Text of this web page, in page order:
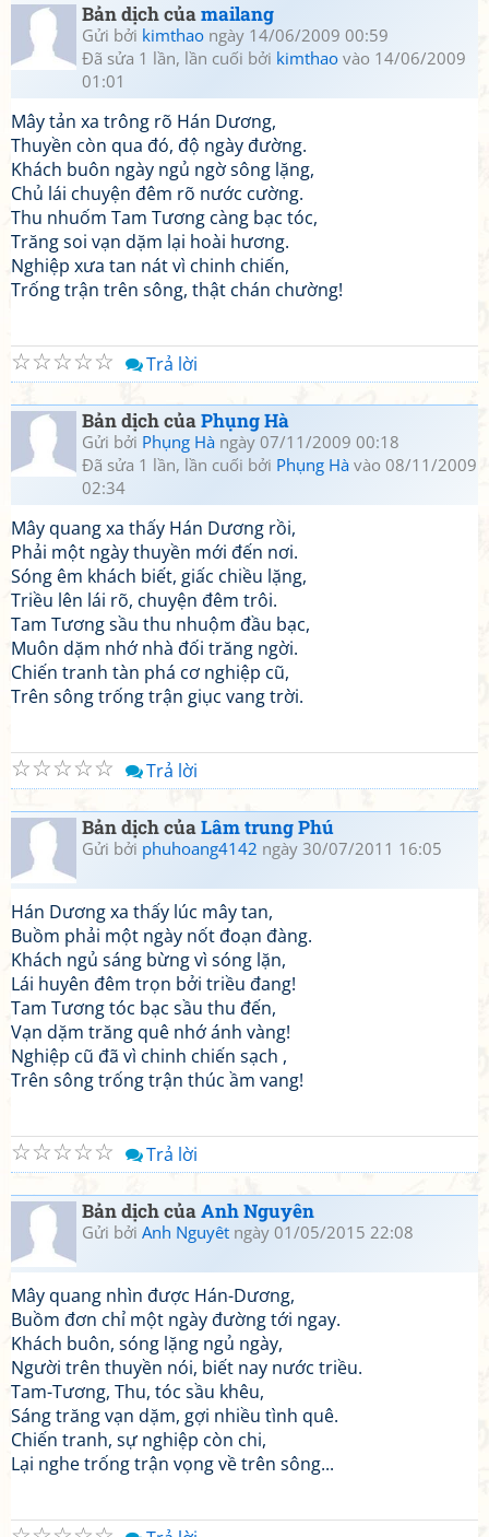
Bản dịch củamailang
Gửi bởi kimthao ngày 14/06/2009 00:59
Đã sửa 1 lần, lần cuối bởi kimthao vào 14/06/2009
01:01
Mây tản xa trông rõ Hán Dương,
Thuyền còn qua đó, độ ngày đường.
Khách buôn ngày ngủ ngờ sông lặng,
Chủ lái chuyện đêm rõ nước cường.
Thu nhuốm Tam Tương càng bạc tóc,
Trăng soi vạn dặm lại hoài hương.
Nghiệp xưa tan nát vì chinh chiến,
Trống trận trên sông, thật chán chường!
☆
☆
☆
☆
☆ Trả lời
Bản dịch củaPhụng Hà
Gửi bởi Phụng Hà ngày 07/11/2009 00:18
Đã sửa 1 lần, lần cuối bởi Phụng Hà vào 08/11/2009
02:34
Mây quang xa thấy Hán Dương rồi,
Phải một ngày thuyền mới đến nơi.
Sóng êm khách biết, giấc chiều lặng,
Triều lên lái rõ, chuyện đêm trôi.
Tam Tương sầu thu nhuộm đầu bạc,
Muôn dặm nhớ nhà đối trăng ngời.
Chiến tranh tàn phá cơ nghiệp cũ,
Trên sông trống trận giục vang trời.
☆
☆
☆
☆
☆ Trả lời
Bản dịch củaLâm trung Phú
Gửi bởi phuhoang4142 ngày 30/07/2011 16:05
Hán Dương xa thấy lúc mây tan,
Buồm phải một ngày nốt đoạn đàng.
Khách ngủ sáng bừng vì sóng lặn,
Lái huyên đêm trọn bởi triều đang!
Tam Tương tóc bạc sầu thu đến,
Vạn dặm trăng quê nhớ ánh vàng!
Nghiệp cũ đã vì chinh chiến sạch ,
Trên sông trống trận thúc ầm vang!
☆
☆
☆
☆
☆ Trả lời
Bản dịch củaAnh Nguyên
Gửi bởi Anh Nguyêt ngày 01/05/2015 22:08
Mây quang nhìn được Hán-Dương,
Buồm đơn chỉ một ngày đường tới ngay.
Khách buôn, sóng lặng ngủ ngày,
Người trên thuyền nói, biết nay nước triều.
Tam-Tương, Thu, tóc sầu khêu,
Sáng trăng vạn dặm, gợi nhiều tình quê.
Chiến tranh, sự nghiệp còn chi,
Lại nghe trống trận vọng về trên sông...